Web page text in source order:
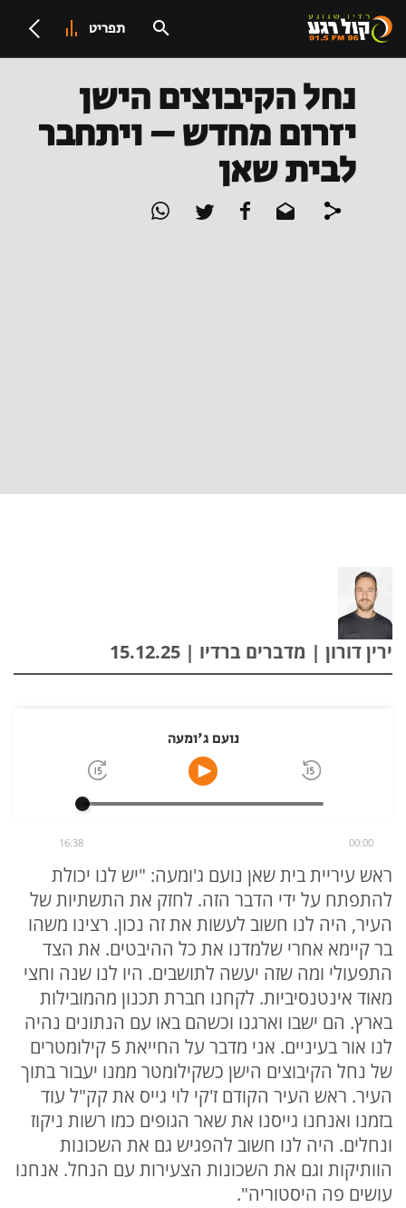
תפריט
נחל הקיבוצים הישן
יזרום מחדש – ויתחבר
לבית שאן
ירין דורון | מדברים ברדיו | 15.12.25
נועם ג'ומעה
00:00
16:38
ראש עיריית בית שאן נועם ג'ומעה: "יש לנו יכולת
להתפתח על ידי הדבר הזה. לחזק את התשתיות של
העיר, היה לנו חשוב לעשות את זה נכון. רצינו משהו
בר קיימא אחרי שלמדנו את כל ההיבטים. את הצד
התפעולי ומה שזה יעשה לתושבים. היו לנו שנה וחצי
מאוד אינטנסיביות. לקחנו חברת תכנון מהמובילות
בארץ. הם ישבו וארגנו וכשהם באו עם הנתונים נהיה
לנו אור בעיניים. אני מדבר על החייאת 5 קילומטרים
של נחל הקיבוצים הישן כשקילומטר ממנו יעבור בתוך
העיר. ראש העיר הקודם ז'קי לוי גייס את קק"ל עוד
בזמנו ואנחנו גייסנו את שאר הגופים כמו רשות ניקוז
ונחלים. היה לנו חשוב להפגיש גם את השכונות
הוותיקות וגם את השכונות הצעירות עם הנחל. אנחנו
עושים פה היסטוריה".